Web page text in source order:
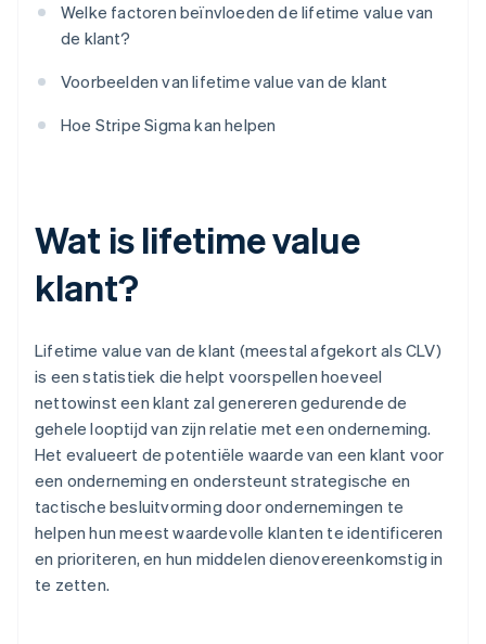
Welke factoren beïnvloeden de lifetime value van
de klant?
Voorbeelden van lifetime value van de klant
Hoe Stripe Sigma kan helpen
Wat is lifetime value
klant?
Lifetime value van de klant (meestal afgekort als CLV)
is een statistiek die helpt voorspellen hoeveel
nettowinst een klant zal genereren gedurende de
gehele looptijd van zijn relatie met een onderneming.
Het evalueert de potentiële waarde van een klant voor
een onderneming en ondersteunt strategische en
tactische besluitvorming door ondernemingen te
helpen hun meest waardevolle klanten te identificeren
en prioriteren, en hun middelen dienovereenkomstig in
te zetten.